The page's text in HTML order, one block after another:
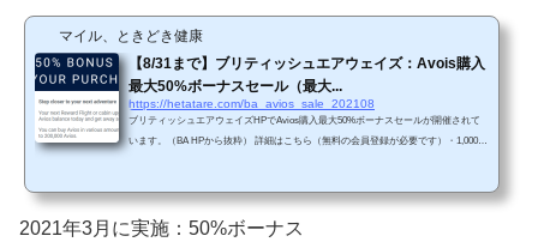
マイル、ときどき健康
【8/31まで】ブリティッシュエアウェイズ：Avois購入
最大50%ボーナスセール（最大...
https://hetatare.com/ba_avios_sale_202108
ブリティッシュエアウェイズHPでAvios購入最大50%ボーナスセールが開催されて
います。（BA HPから抜粋） 詳細はこちら（無料の会員登録が必要です）・1,000 A
月31日9時まで（日本時間）・購入後すぐに利用可能（ただし、最大5営業日かかる
可能性あり）。・Aviosの使い道は、JAL国内線特典航空券/近距離国際線特典航空券
2021年3月に実施：50%ボーナス